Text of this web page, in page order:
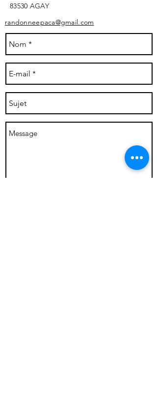
83530 AGAY ​
randonneepaca@gmail.com